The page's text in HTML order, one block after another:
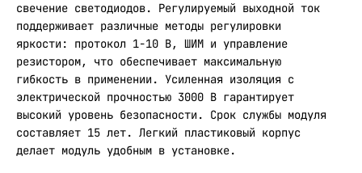
свечение светодиодов. Регулируемый выходной ток
поддерживает различные методы регулировки
яркости: протокол 1-10 В, ШИМ и управление
резистором, что обеспечивает максимальную
гибкость в применении. Усиленная изоляция с
электрической прочностью 3000 В гарантирует
высокий уровень безопасности. Срок службы модуля
составляет 15 лет. Легкий пластиковый корпус
делает модуль удобным в установке.